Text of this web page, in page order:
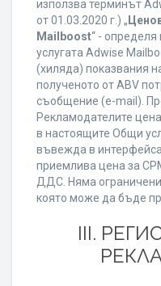
използва терминът
от 01.03.2020 г.) „
Mailboost“ -
услугата Adwise
(хиляда) показвания
полученото от ABV
съобщение (e-mail).
Рекламодателите
в настоящите Общи
въвежда в
приемлива цена за
ДДС. Няма
която може да бъде
ІІІ.